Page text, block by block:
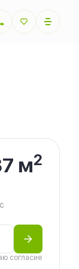
м2
согласие